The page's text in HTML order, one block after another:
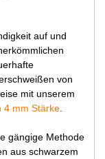
auf und
von
mit unserem
4 mm Stärke
gängige Methode
aus schwarzem